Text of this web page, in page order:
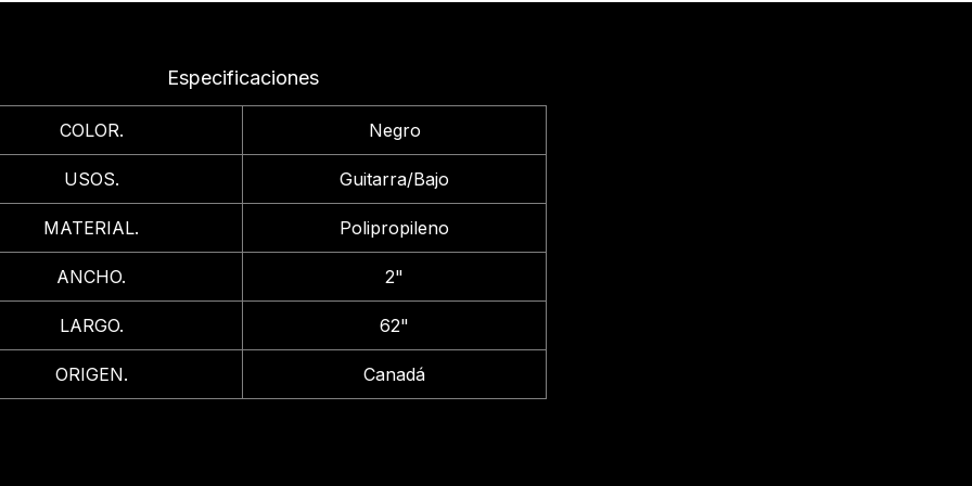
Especificaciones
COLOR. Negro
USOS. Guitarra/Bajo
MATERIAL. Polipropileno
ANCHO. 2"
LARGO. 62"
ORIGEN. Canadá